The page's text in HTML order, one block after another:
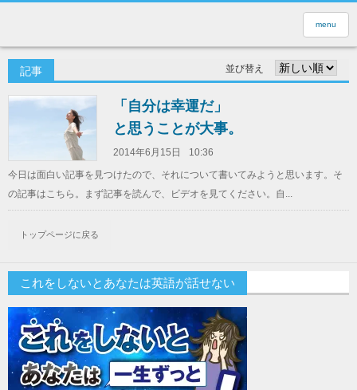
menu
記事 並び替え
「自分は幸運だ」
と思うことが大事。
2014年6月15日
10:36
今日は面白い記事を見つけたので、それについて書いてみようと思います。そ
の記事はこちら。まず記事を読んで、ビデオを見てください。自...
トップページに戻る
これをしないとあなたは英語が話せない